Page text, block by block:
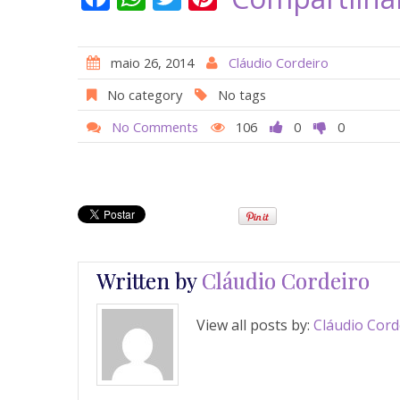
e
b
o
o
at
s
A
p
itt
er
er
e
st
maio 26, 2014
Cláudio Cordeiro
No category
No tags
No Comments
106 0 0
Written byCláudio Cordeiro
View all posts by: Cláudio